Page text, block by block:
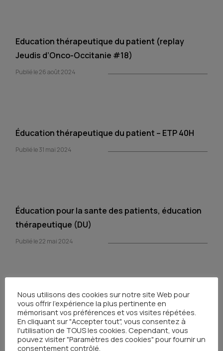
Education thérapeutique du patient (replay
Jeudis d’Onco-Occitanie #18)
Publié le 26 août 2024
Éducation thérapeutique du patient – ETP 40H
Publié le 31 mai 2024
Éducation pour la sante des patients, éducation
thérapeutique (DU)
Publié le 22 mai 2024
Education thérapeutique (DU)
Publié le 21 mai 2024
Nous utilisons des cookies sur notre site Web pour
vous offrir l'expérience la plus pertinente en
mémorisant vos préférences et vos visites répétées.
En cliquant sur "Accepter tout", vous consentez à
l'utilisation de TOUS les cookies. Cependant, vous
pouvez visiter "Paramètres des cookies" pour fournir un
consentement contrôlé.